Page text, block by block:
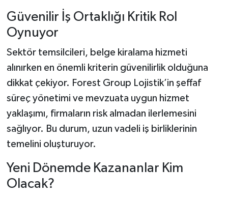
Güvenilir İş Ortaklığı Kritik Rol
Oynuyor
Sektör temsilcileri, belge kiralama hizmeti
alınırken en önemli kriterin güvenilirlik olduğuna
dikkat çekiyor. Forest Group Lojistik’in şeffaf
süreç yönetimi ve mevzuata uygun hizmet
yaklaşımı, firmaların risk almadan ilerlemesini
sağlıyor. Bu durum, uzun vadeli iş birliklerinin
temelini oluşturuyor.
Yeni Dönemde Kazananlar Kim
Olacak?